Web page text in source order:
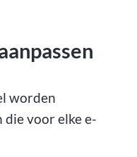
worden
die voor elke e-